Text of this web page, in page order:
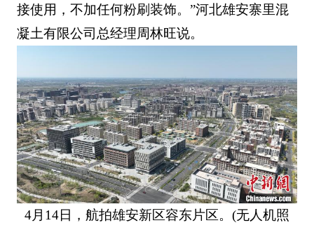
接使用，不加任何粉刷装饰。”河北雄安寨里混
凝土有限公司总经理周林旺说。
4月14日，航拍雄安新区容东片区。(无人机照